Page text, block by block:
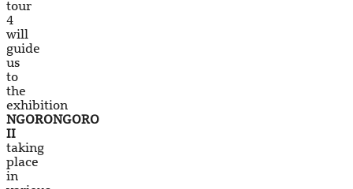
tour
4
will
guide
us
to
the
exhibition
NGORONGORO
II
taking
place
in